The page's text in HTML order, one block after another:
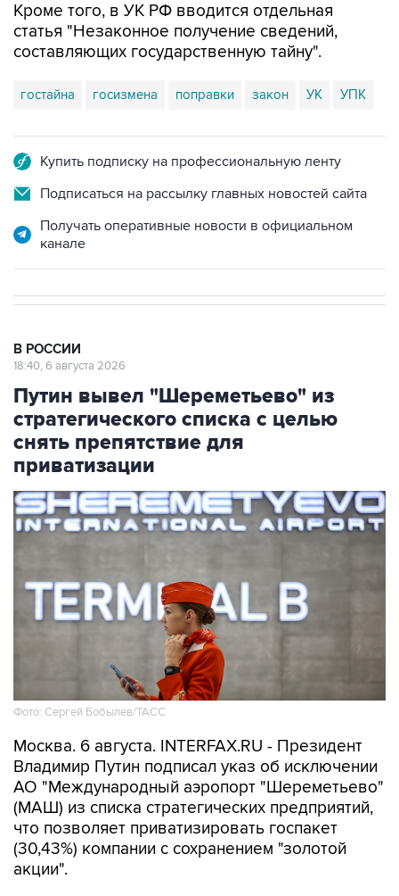
Кроме того, в УК РФ вводится отдельная
статья "Незаконное получение сведений,
составляющих государственную тайну".
гостайна госизмена поправки закон УК УПК
Купить подписку на профессиональную ленту
Подписаться на рассылку главных новостей сайта
Получать оперативные новости в официальном
канале
В РОССИИ
18:40, 6 августа 2026
Путин вывел "Шереметьево" из
стратегического списка с целью
снять препятствие для
приватизации
Фото: Сергей Бобылев/ТАСС
Москва. 6 августа. INTERFAX.RU - Президент
Владимир Путин подписал указ об исключении
АО "Международный аэропорт "Шереметьево"
(МАШ) из списка стратегических предприятий,
что позволяет приватизировать госпакет
(30,43%) компании с сохранением "золотой
акции".